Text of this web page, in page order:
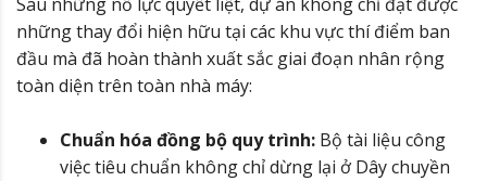
những thay đổi hiện hữu tại các khu vực thí điểm ban
đầu mà đã hoàn thành xuất sắc giai đoạn nhân rộng
toàn diện trên toàn nhà máy:
Chuẩn hóa đồng bộ quy trình: Bộ tài liệu công
việc tiêu chuẩn không chỉ dừng lại ở Dây chuyền